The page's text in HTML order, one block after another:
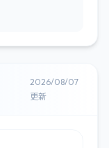
2026/08/07
更新